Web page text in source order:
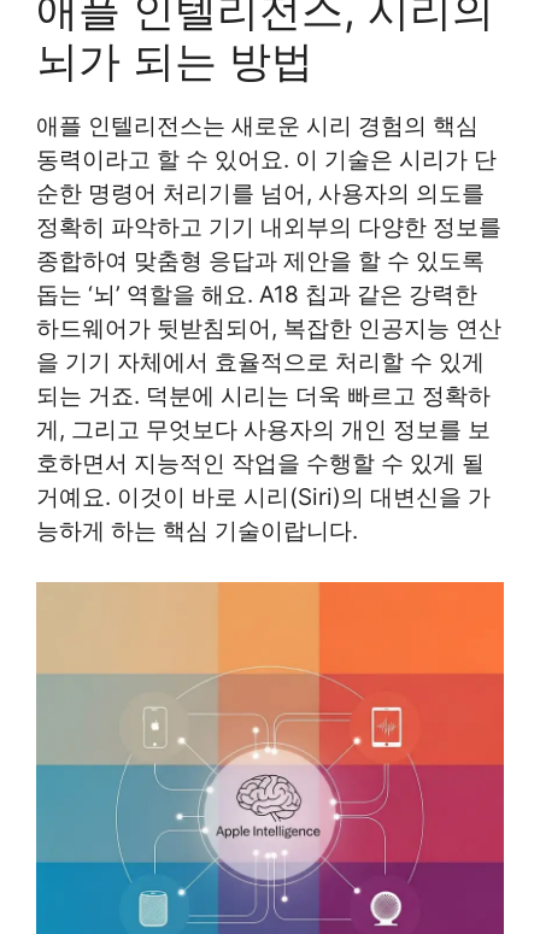
뇌가 되는 방법
애플 인텔리전스는 새로운 시리 경험의 핵심
동력이라고 할 수 있어요. 이 기술은 시리가 단
순한 명령어 처리기를 넘어, 사용자의 의도를
정확히 파악하고 기기 내외부의 다양한 정보를
종합하여 맞춤형 응답과 제안을 할 수 있도록
돕는 ‘뇌’ 역할을 해요. A18 칩과 같은 강력한
하드웨어가 뒷받침되어, 복잡한 인공지능 연산
을 기기 자체에서 효율적으로 처리할 수 있게
되는 거죠. 덕분에 시리는 더욱 빠르고 정확하
게, 그리고 무엇보다 사용자의 개인 정보를 보
호하면서 지능적인 작업을 수행할 수 있게 될
거예요. 이것이 바로 시리(Siri)의 대변신을 가
능하게 하는 핵심 기술이랍니다.